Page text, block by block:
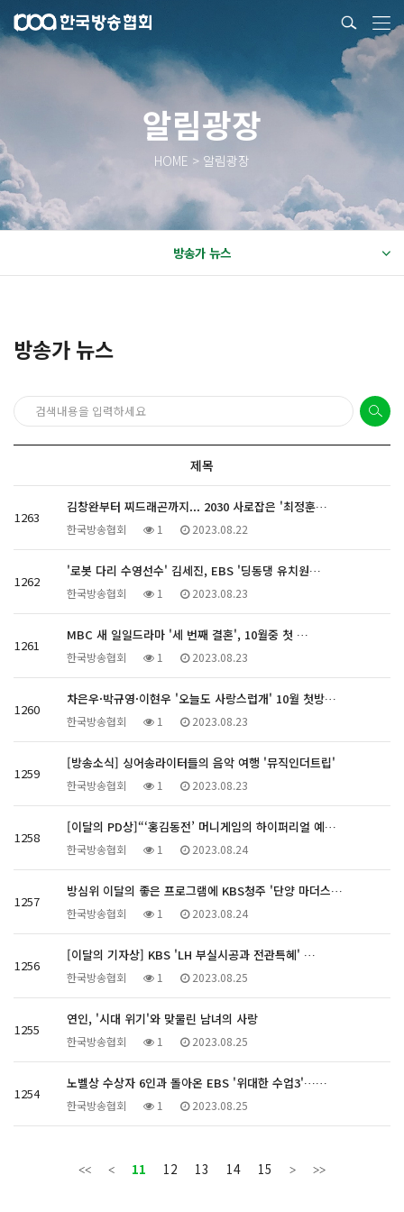
알림광장
HOME > 알림광장
방송가 뉴스
방송가 뉴스
제목
1263
김창완부터 찌드래곤까지... 2030 사로잡은 '최정훈…
한국방송협회 1 2023.08.22
1262
'로봇 다리 수영선수' 김세진, EBS '딩동댕 유치원…
한국방송협회 1 2023.08.23
1261
MBC 새 일일드라마 '세 번째 결혼', 10월중 첫 …
한국방송협회 1 2023.08.23
1260
차은우·박규영·이현우 '오늘도 사랑스럽개' 10월 첫방…
한국방송협회 1 2023.08.23
1259
[방송소식] 싱어송라이터들의 음악 여행 '뮤직인더트립'
한국방송협회 1 2023.08.23
1258
[이달의 PD상]“‘홍김동전’ 머니게임의 하이퍼리얼 예…
한국방송협회 1 2023.08.24
1257
방심위 이달의 좋은 프로그램에 KBS청주 '단양 마더스…
한국방송협회 1 2023.08.24
1256
[이달의 기자상] KBS 'LH 부실시공과 전관특혜' …
한국방송협회 1 2023.08.25
1255
연인, '시대 위기'와 맞물린 남녀의 사랑
한국방송협회 1 2023.08.25
1254
노벨상 수상자 6인과 돌아온 EBS '위대한 수업3'……
한국방송협회 1 2023.08.25
11 12 13 14 15